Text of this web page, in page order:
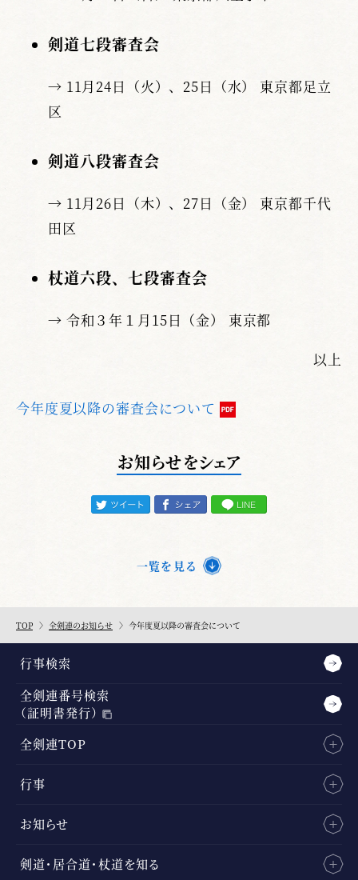
剣道七段審査会
→ 11月24日（火）、25日（水） 東京都足立
区
剣道八段審査会
→ 11月26日（木）、27日（金） 東京都千代
田区
杖道六段、七段審査会
→ 令和３年１月15日（金） 東京都
以上
今年度夏以降の審査会について
お知らせをシェア
一覧を見る
TOP 全剣連のお知らせ 今年度夏以降の審査会について
行事検索
全剣連番号検索
（証明書発行）
全剣連TOP
行事
お知らせ
剣道・居合道・杖道を知る